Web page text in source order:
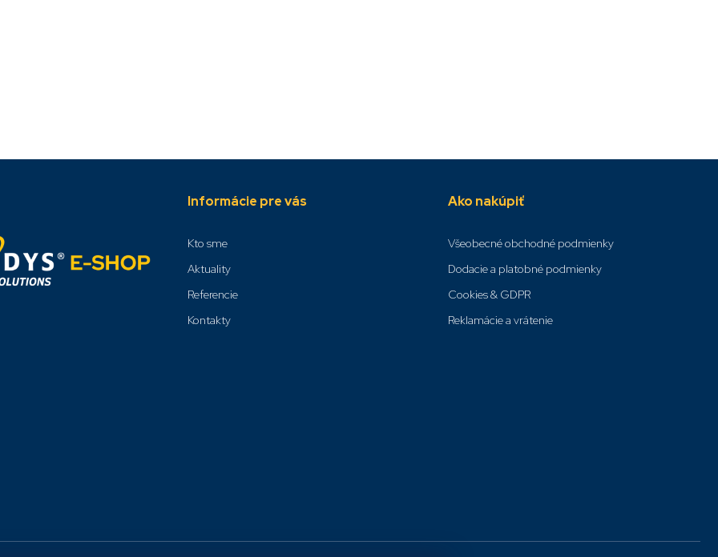
Informácie pre vás
Kto sme
Aktuality
Referencie
Kontakty
Ako nakúpiť
Všeobecné obchodné podmienky
Dodacie a platobné podmienky
Cookies & GDPR
Reklamácie a vrátenie